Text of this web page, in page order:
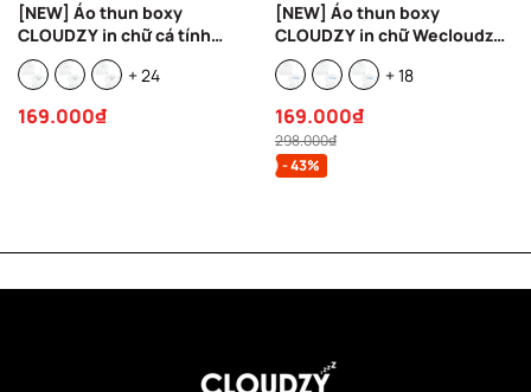
[NEW] Áo thun boxy
CLOUDZY in chữ cá tính
100% cotton 250gsm nam nữ
áo phông local brand
+ 24
169.000₫
[NEW] Áo thun boxy
CLOUDZY in chữ Wecloudzy
100% cotton 250gsm dày
dặn áo phông form rộng nam
+ 18
169.000₫
298.000₫
- 43%